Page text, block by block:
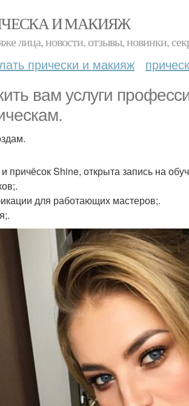
И МАКИЯЖ
лица, новости, отзывы, новинки,
прически и макияж
вам услуги
причёсок Shine, открыта запись на
для работающих мастеров;.